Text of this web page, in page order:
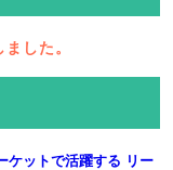
した。
ケットで活躍する リー